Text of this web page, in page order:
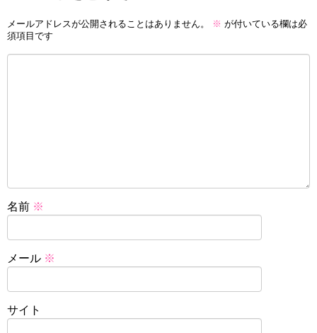
メールアドレスが公開されることはありません。 ※ が付いている欄は必
須項目です
名前 ※
メール ※
サイト